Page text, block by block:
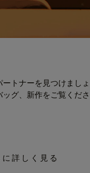
トナーを見つけましょ
グ、新作をご覧くださ
詳しく見る